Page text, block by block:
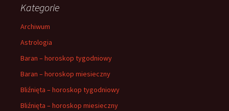
Kategorie
Archiwum
Astrologia
Baran – horoskop tygodniowy
Baran – horoskop miesieczny
Bliźnięta – horoskop tygodniowy
Bliźnięta – horoskop miesieczny